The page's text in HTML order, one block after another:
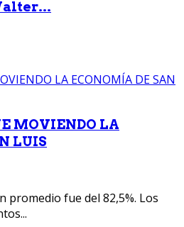
MOVIENDO LA
LUIS
promedio fue del 82,5%. Los